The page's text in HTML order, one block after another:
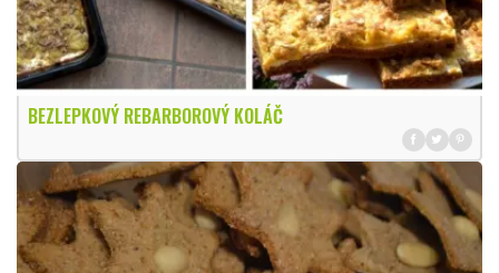
BEZLEPKOVÝ REBARBOROVÝ KOLÁČ